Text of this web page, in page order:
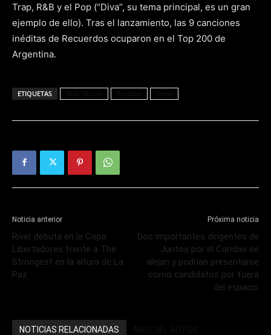
Trap, R&B y el Pop (“Diva”, su tema principal, es un gran
ejemplo de ello). Tras el lanzamiento, las 9 canciones
inéditas de Recuerdos ocuparon en el Top 200 de
Argentina.
ETIQUETAS
Noticia anterior
River debuta en la Copa
Libertadores frente a The
Strongest en la altura de La
Paz
Próxima noticia
Dos importantes dirigentes de
Juntos por el Cambio se
alejan y podrían presentarse
como candidatos por fuera
del espacio
NOTICIAS RELACIONADAS